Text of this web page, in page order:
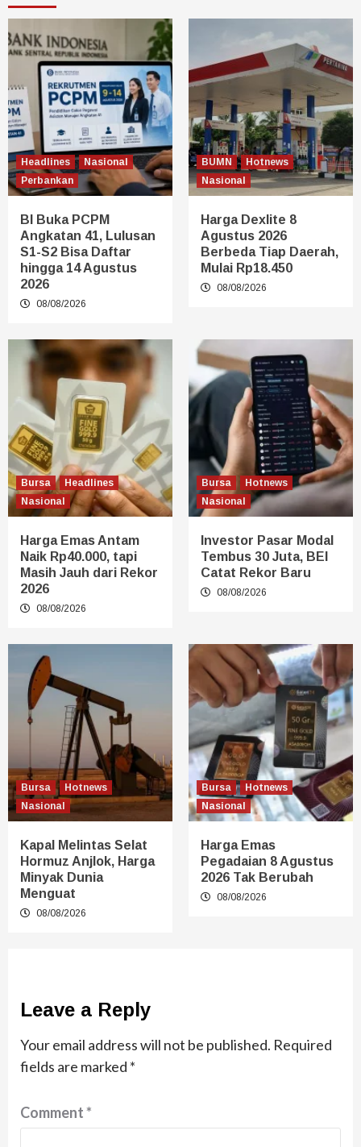
Headlines
Nasional
Perbankan
BI Buka PCPM
Angkatan 41, Lulusan
S1-S2 Bisa Daftar
hingga 14 Agustus
2026
08/08/2026
BUMN
Hotnews
Nasional
Harga Dexlite 8
Agustus 2026
Berbeda Tiap Daerah,
Mulai Rp18.450
08/08/2026
Bursa
Headlines
Nasional
Harga Emas Antam
Naik Rp40.000, tapi
Masih Jauh dari Rekor
2026
08/08/2026
Bursa
Hotnews
Nasional
Investor Pasar Modal
Tembus 30 Juta, BEI
Catat Rekor Baru
08/08/2026
Bursa
Hotnews
Nasional
Kapal Melintas Selat
Hormuz Anjlok, Harga
Minyak Dunia
Menguat
08/08/2026
Bursa
Hotnews
Nasional
Harga Emas
Pegadaian 8 Agustus
2026 Tak Berubah
08/08/2026
Leave a Reply
Your email address will not be published. Required
fields are marked *
Comment*